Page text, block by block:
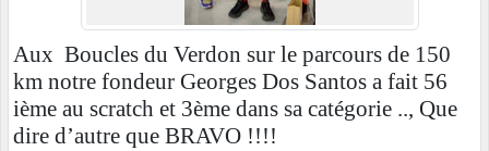
Aux Boucles du Verdon sur le parcours de 150
km notre fondeur Georges Dos Santos a fait 56
ième au scratch et 3ème dans sa catégorie .., Que
dire d’autre que BRAVO !!!!